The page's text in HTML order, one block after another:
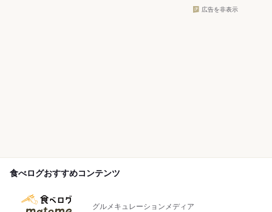
広告を非表示
食べログおすすめコンテンツ
グルメキュレーションメディア